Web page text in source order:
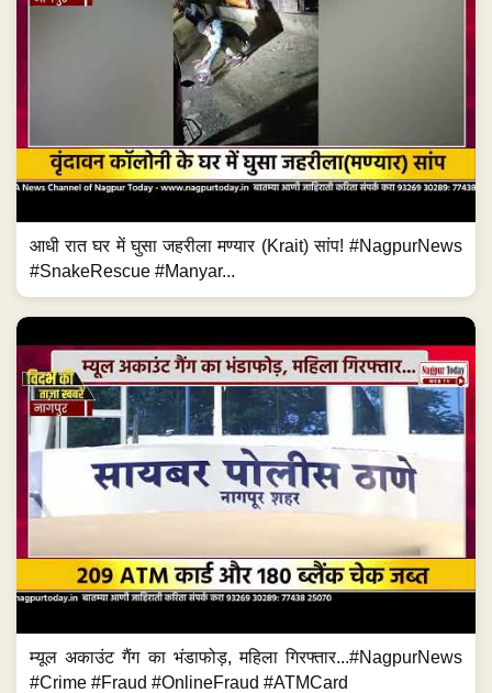
आधी रात घर में घुसा जहरीला मण्यार (Krait) सांप! #NagpurNews
#SnakeRescue #Manyar...
म्यूल अकाउंट गैंग का भंडाफोड़, महिला गिरफ्तार...#NagpurNews
#Crime #Fraud #OnlineFraud #ATMCard